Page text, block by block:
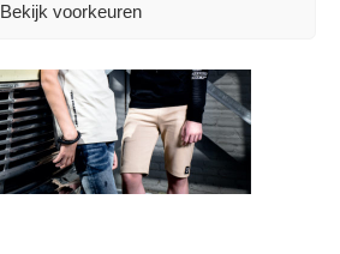
Bekijk voorkeuren